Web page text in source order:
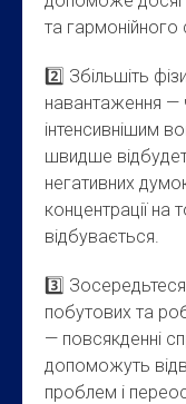
та гармонійного
2️⃣ Збільшіть
навантаження —
інтенсивнішим
швидше
негативних
концентрації на
відбувається.
3️⃣ Зосередьтеся
побутових та
— повсякденні
допоможуть
проблем і